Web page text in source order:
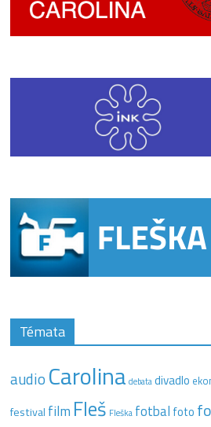
Témata
audio Carolina debata divadlo
festival film Fleš Fleška fotbal foto